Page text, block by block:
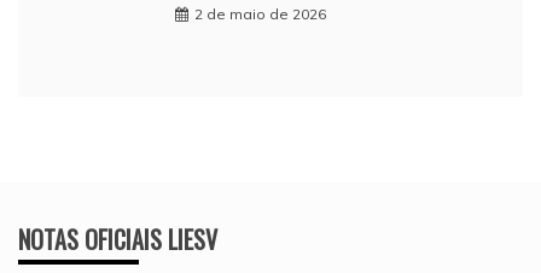
2 de maio de 2026
NOTAS OFICIAIS LIESV